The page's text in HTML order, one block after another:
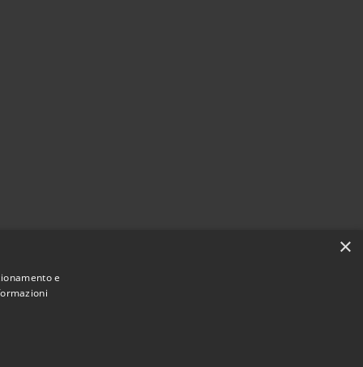
×
e